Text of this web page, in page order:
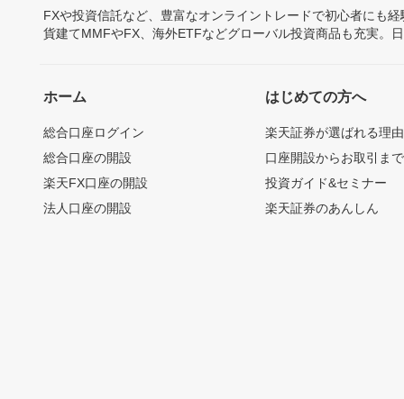
FXや投資信託など、豊富なオンライントレードで初心者にも
貨建てMMFやFX、海外ETFなどグローバル投資商品も充実。
ホーム
総合口座ログイン
総合口座の開設
楽天FX口座の開設
法人口座の開設
はじめての方へ
楽天証券が選ばれる理由
口座開設からお取引ま
投資ガイド&セミナー
楽天証券のあんしん